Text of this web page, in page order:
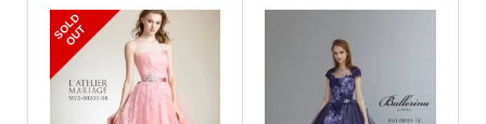
S
O
L
D
O
U
T